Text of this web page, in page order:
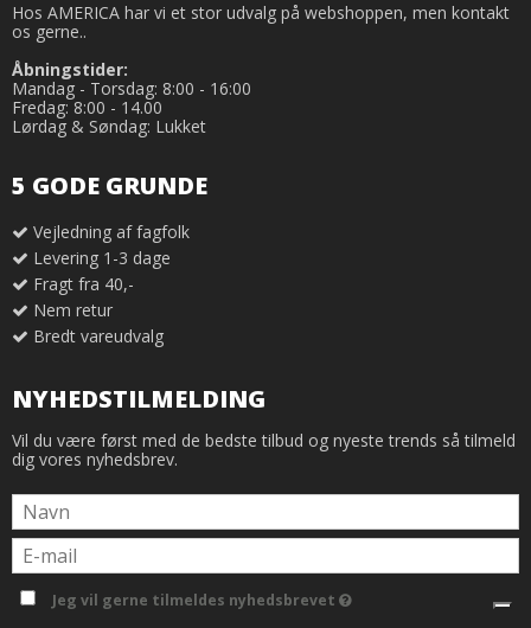
Hos AMERICA har vi et stor udvalg på webshoppen, men kontakt
os gerne..
Åbningstider:
Mandag - Torsdag: 8:00 - 16:00
Fredag: 8:00 - 14.00
Lørdag & Søndag: Lukket
5 GODE GRUNDE
Vejledning af fagfolk
Levering 1-3 dage
Fragt fra 40,-
Nem retur
Bredt vareudvalg
NYHEDSTILMELDING
Vil du være først med de bedste tilbud og nyeste trends så tilmeld
dig vores nyhedsbrev.
Jeg vil gerne tilmeldes nyhedsbrevet